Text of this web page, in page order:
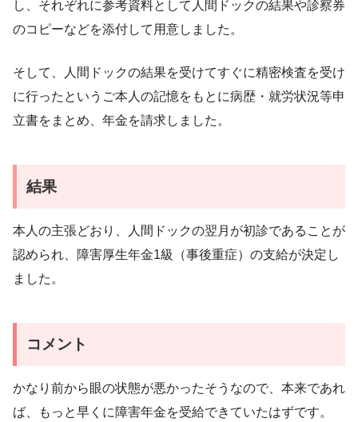
し、それぞれに参考資料として人間ドックの結果や診察券
のコピーなどを添付して用意しました。
そして、人間ドックの結果を受けてすぐに精密検査を受け
に行ったというご本人の記憶をもとに病歴・就労状況等申
立書をまとめ、年金を請求しました。
結果
本人の主張どおり、人間ドックの翌月が初診であることが
認められ、障害厚生年金1級（事後重症）の支給が決定し
ました。
コメント
かなり前から眼の状態が悪かったそうなので、本来であれ
ば、もっと早くに障害年金を受給できていたはずです。